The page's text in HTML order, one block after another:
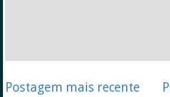
Postagem mais recente